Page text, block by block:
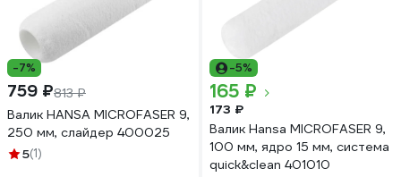
-7%
759 ₽813 ₽
Валик HANSA MICROFASER 9,
250 мм, слайдер 400025
5(1)
-5%
165 ₽
173 ₽
Валик Hansa MICROFASER 9,
100 мм, ядро 15 мм, система
quick&clean 401010